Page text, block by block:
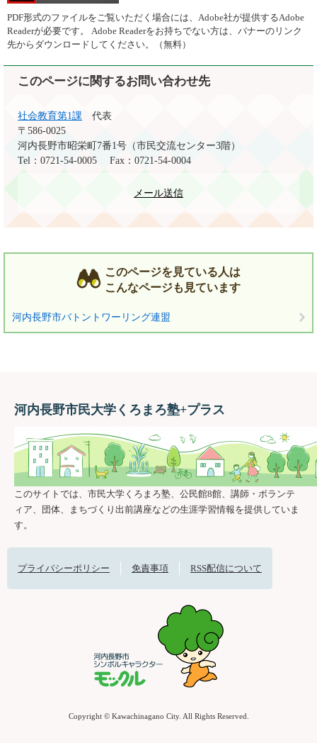
PDF形式のファイルをご覧いただく場合には、Adobe社が提供するAdobe
Readerが必要です。
Adobe Readerをお持ちでない方は、バナーのリンク
先からダウンロードしてください。（無料）
このページに関するお問い合わせ先
社会教育第1課
代表
〒586-0025
河内長野市昭栄町7番1号（市民交流センター3階）
Tel：0721-54-0005
Fax：0721-54-0004
メール送信
このページを見ている人は
こんなページも見ています
河内長野市バトントワーリング連盟
河内長野市民大学くろまろ塾+プラス
このサイトでは、市民大学くろまろ塾、公民館8館、講師・ボランテ
ィア、団体、まちづくり出前講座などの生涯学習情報を提供していま
す。
プライバシーポリシー 免責事項 RSS配信について
Copyright © Kawachinagano City. All Rights Reserved.